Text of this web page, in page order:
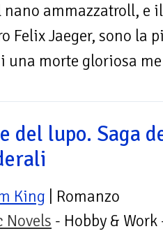
nano ammazzatroll, e
Felix Jaeger, sono la
una morte gloriosa
del lupo. Saga
King | Romanzo
Novels - Hobby & Work